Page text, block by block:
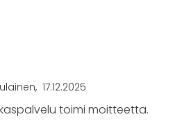
17.12.2025
toimi moitteetta.